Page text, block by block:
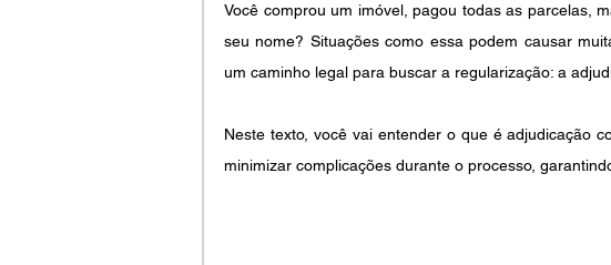
Você comprou um imóvel, pagou todas as parcelas,
seu nome? Situações como essa podem causar
um caminho legal para buscar a regularização: a
Neste texto, você vai entender o que é adjudicação
minimizar complicações durante o processo,